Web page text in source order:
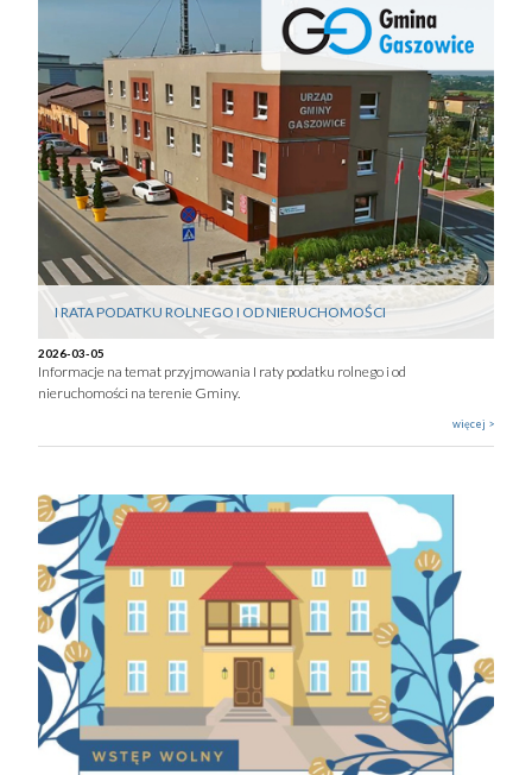
I RATA PODATKU ROLNEGO I OD NIERUCHOMOŚCI
2026-03-05
Informacje na temat przyjmowania I raty podatku rolnego i od
nieruchomości na terenie Gminy.
więcej >